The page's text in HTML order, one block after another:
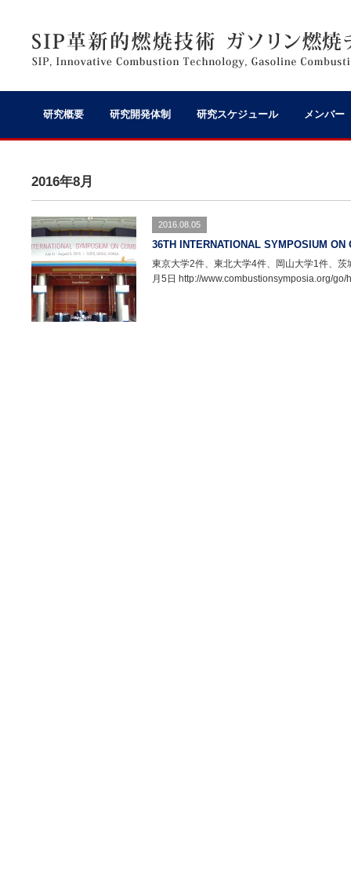
研究概要 研究開発体制 研究スケジュール メンバー
2016年8月
2016.08.05
36TH INTERNATIONAL SYMPOSIUM ON
東京大学2件、東北大学4件、岡山大学1件、
月5日 http://www.combustionsymposia.org/